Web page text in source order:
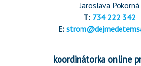
Jaroslava Pokorná
T: 734 222 342
E:
koordinátorka online